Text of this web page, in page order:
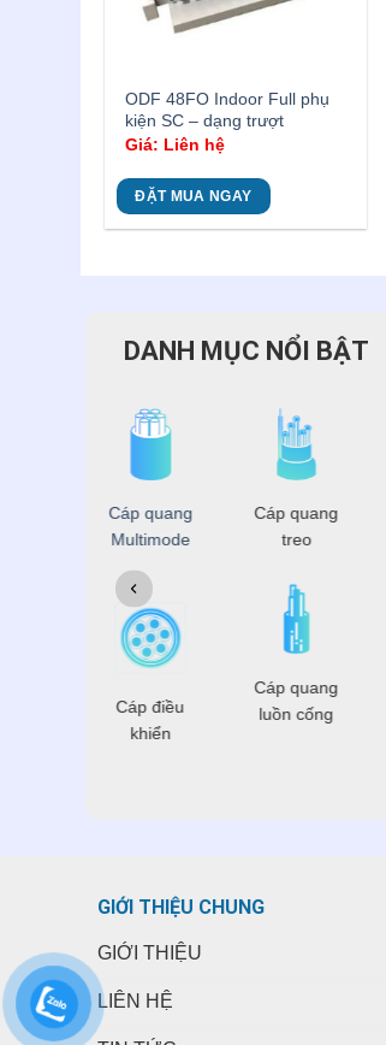
ODF 48FO Indoor Full phụ
kiện SC – dạng trượt
Giá: Liên hệ
ĐẶT MUA NGAY
DANH MỤC NỔI BẬT
Cáp quang
Multimode
Cáp điều
khiển
Cáp quang
treo
Cáp quang
luồn cống
GIỚI THIỆU CHUNG
GIỚI THIỆU
LIÊN HỆ